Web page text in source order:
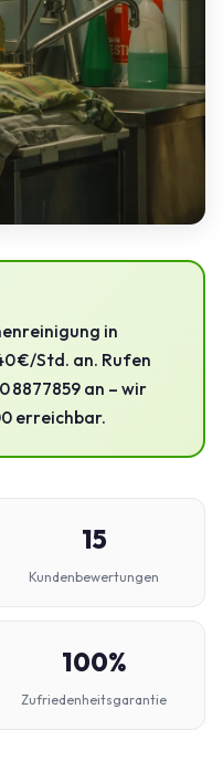
in
€/Std. an. Rufen
8877859 an – wir
erreichbar.
15
Kundenbewertungen
100%
Zufriedenheitsgarantie